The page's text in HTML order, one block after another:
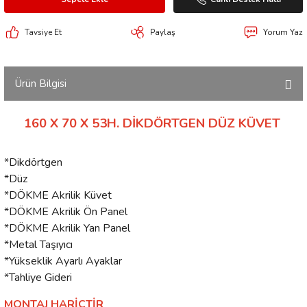
Tavsiye Et Paylaş Yorum Yaz
Ürün Bilgisi
160 X 70 X 53H. DİKDÖRTGEN DÜZ KÜVET
*Dikdörtgen
*Düz
*DÖKME Akrilik Küvet
*DÖKME Akrilik Ön Panel
*DÖKME Akrilik Yan Panel
*Metal Taşıyıcı
*Yükseklik Ayarlı Ayaklar
*Tahliye Gideri